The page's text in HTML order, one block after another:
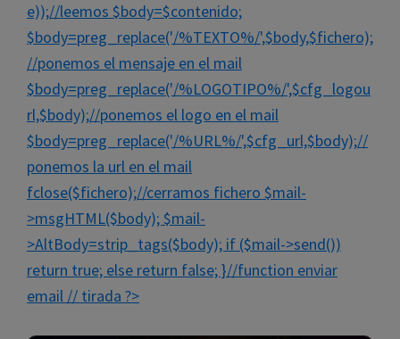
e));//leemos $body=$contenido;
$body=preg_replace('/%TEXTO%/',$body,$fichero);
//ponemos el mensaje en el mail
$body=preg_replace('/%LOGOTIPO%/',$cfg_logou
rl,$body);//ponemos el logo en el mail
$body=preg_replace('/%URL%/',$cfg_url,$body);//
ponemos la url en el mail
fclose($fichero);//cerramos fichero $mail-
>msgHTML($body); $mail-
>AltBody=strip_tags($body); if ($mail->send())
return true; else return false; }//function enviar
email // tirada ?>